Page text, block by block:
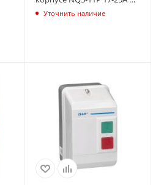
220В IP55 (R) CHINT 496334
Уточнить наличие